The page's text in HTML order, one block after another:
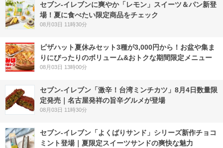
セブン‐イレブンに爽やか「レモン」スイーツ＆パン新登
場！夏に食べたい限定商品をチェック
08月03日 11時30分
ピザハット夏休みセット3種が3,000円から！お盆や集ま
りにぴったりのボリューム&おトクな期間限定メニュー
08月03日 13時00分
セブン-イレブン「激辛！台湾ミンチカツ」8月4日数量限
定発売｜名古屋発祥の旨辛グルメが登場
08月03日 11時30分
セブン‐イレブン「よくばりサンド」シリーズ新作チョコ
ミント登場｜夏限定スイーツサンドの爽快な魅力